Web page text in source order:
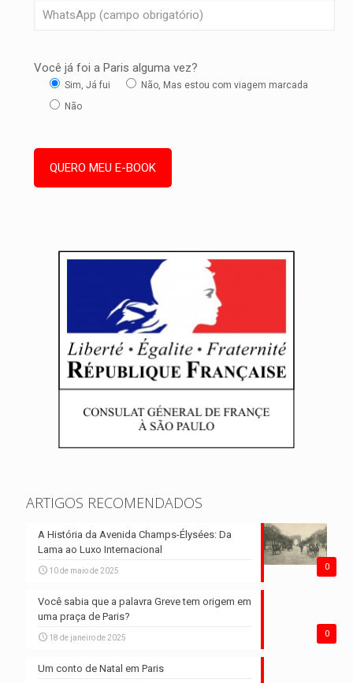
Você já foi a Paris alguma vez?
Sim, Já fui
Não, Mas estou com viagem marcada
Não
ARTIGOS RECOMENDADOS
0
A História da Avenida Champs-Élysées: Da
Lama ao Luxo Internacional
10 de maio de 2025
0
Você sabia que a palavra Greve tem origem em
uma praça de Paris?
18 de janeiro de 2025
Um conto de Natal em Paris